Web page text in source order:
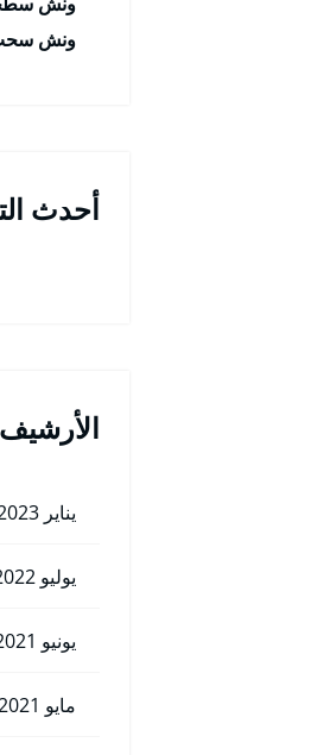
ونش سحب
أحدث
الأرشيف
يناير 2023
يوليو 2022
يونيو 2021
مايو 2021